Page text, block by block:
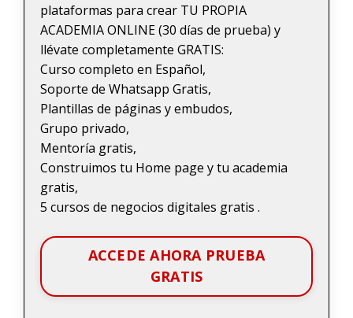
plataformas para crear TU PROPIA
ACADEMIA ONLINE (30 días de prueba) y
llévate completamente GRATIS:
Curso completo en Español,
Soporte de Whatsapp Gratis,
Plantillas de páginas y embudos,
Grupo privado,
Mentoría gratis,
Construimos tu Home page y tu academia
gratis,
5 cursos de negocios digitales gratis .
ACCEDE AHORA PRUEBA
GRATIS